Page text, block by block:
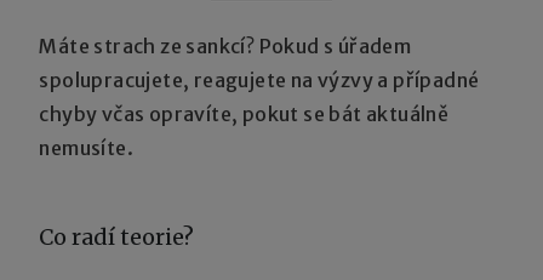
Máte strach ze sankcí? Pokud s úřadem
spolupracujete, reagujete na výzvy a případné
chyby včas opravíte, pokut se bát aktuálně
nemusíte.
Co radí teorie?